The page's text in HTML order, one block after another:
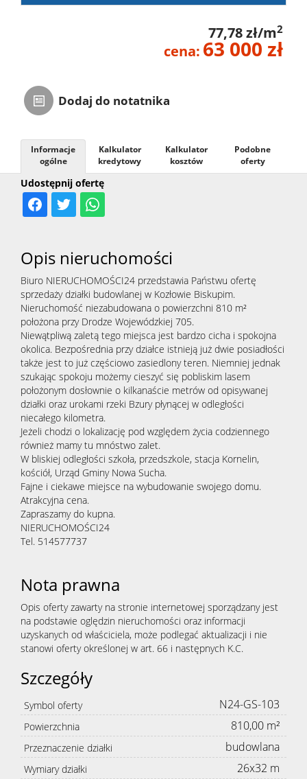
77,78 zł/m2
cena: 63 000 zł
Dodaj do notatnika
Udostępnij ofertę
Informacje
ogólne
Kalkulator
kredytowy
Kalkulator
kosztów
Podobne
oferty
Opis nieruchomości
Biuro NIERUCHOMOŚCI24 przedstawia Państwu ofertę
sprzedaży działki budowlanej w Kozłowie Biskupim.
Nieruchomość niezabudowana o powierzchni 810 m²
położona przy Drodze Wojewódzkiej 705.
Niewątpliwą zaletą tego miejsca jest bardzo cicha i spokojna
okolica. Bezpośrednia przy działce istnieją już dwie posiadłości
także jest to już częściowo zasiedlony teren. Niemniej jednak
szukając spokoju możemy cieszyć się pobliskim lasem
położonym dosłownie o kilkanaście metrów od opisywanej
działki oraz urokami rzeki Bzury płynącej w odległości
niecałego kilometra.
Jeżeli chodzi o lokalizację pod względem życia codziennego
również mamy tu mnóstwo zalet.
W bliskiej odległości szkoła, przedszkole, stacja Kornelin,
kościół, Urząd Gminy Nowa Sucha.
Fajne i ciekawe miejsce na wybudowanie swojego domu.
Atrakcyjna cena.
Zapraszamy do kupna.
NIERUCHOMOŚCI24
Tel. 514577737
Nota prawna
Opis oferty zawarty na stronie internetowej sporządzany jest
na podstawie oględzin nieruchomości oraz informacji
uzyskanych od właściciela, może podlegać aktualizacji i nie
stanowi oferty określonej w art. 66 i następnych K.C.
Szczegóły
Symbol oferty N24-GS-103
Powierzchnia 810,00 m²
Przeznaczenie działki budowlana
Wymiary działki 26x32 m